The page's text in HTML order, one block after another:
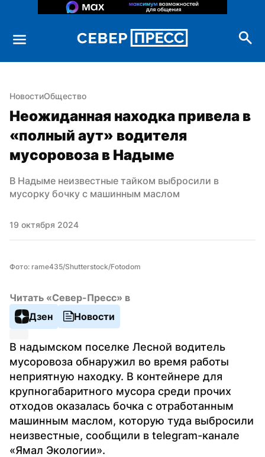
НовостиОбщество
Неожиданная находка привела в
«полный аут» водителя
мусоровоза в Надыме
В Надыме неизвестные тайком выбросили в
мусорку бочку с машинным маслом
19 октября 2024
Фото: rame435/Shutterstock/Fotodom
Читать «Север-Пресс» в
Дзен
Новости
В надымском поселке Лесной водитель
мусоровоза обнаружил во время работы
неприятную находку. В контейнере для
крупногабаритного мусора среди прочих
отходов оказалась бочка с отработанным
машинным маслом, которую туда выбросили
неизвестные, сообщили в telegram-канале
«Ямал Экологии».